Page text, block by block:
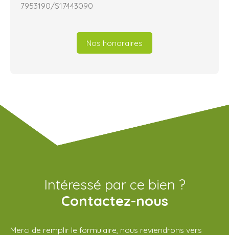
7953190/S17443090
Nos honoraires
Intéressé par ce bien ?
Contactez-nous
Merci de remplir le formulaire, nous reviendrons vers